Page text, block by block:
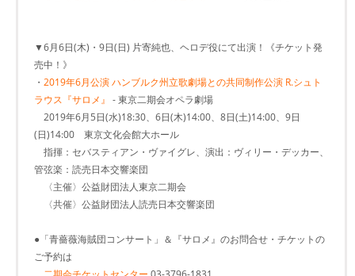
▼6月6日(木)・9日(日) 片寄純也、ヘロデ役にて出演！《チケット発
売中！》
・ 2019年6月公演 ハンブルク州立歌劇場との共同制作公演 R.シュト
ラウス『サロメ』 - 東京二期会オペラ劇場
2019年6月5日(水)18:30、6日(木)14:00、8日(土)14:00、9日
(日)14:00 東京文化会館大ホール
指揮：セバスティアン・ヴァイグレ、演出：ヴィリー・デッカー、
管弦楽：読売日本交響楽団
〈主催〉公益財団法人東京二期会
〈共催〉公益財団法人読売日本交響楽団
●「青薔薇海賊団コンサート」＆『サロメ』のお問合せ・チケットの
ご予約は